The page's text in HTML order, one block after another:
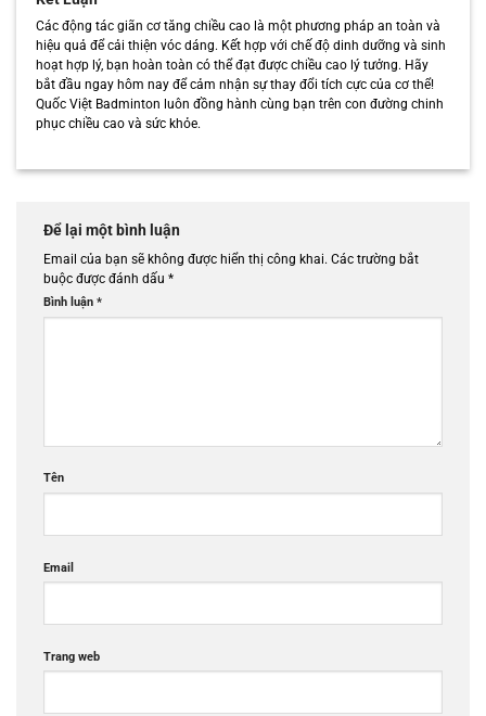
Các động tác giãn cơ tăng chiều cao là một phương pháp an toàn và
hiệu quả để cải thiện vóc dáng. Kết hợp với chế độ dinh dưỡng và sinh
hoạt hợp lý, bạn hoàn toàn có thể đạt được chiều cao lý tưởng. Hãy
bắt đầu ngay hôm nay để cảm nhận sự thay đổi tích cực của cơ thể!
Quốc Việt Badminton luôn đồng hành cùng bạn trên con đường chinh
phục chiều cao và sức khỏe.
Để lại một bình luận
Email của bạn sẽ không được hiển thị công khai. Các trường bắt
buộc được đánh dấu *
Bình luận *
Tên
Email
Trang web